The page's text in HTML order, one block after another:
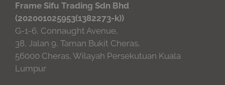
Frame Sifu Trading Sdn Bhd
(202001025953(1382273-k))
G-1-6, Connaught Avenue,
38, Jalan 9, Taman Bukit Cheras,
56000 Cheras, Wilayah Persekutuan Kuala
Lumpur